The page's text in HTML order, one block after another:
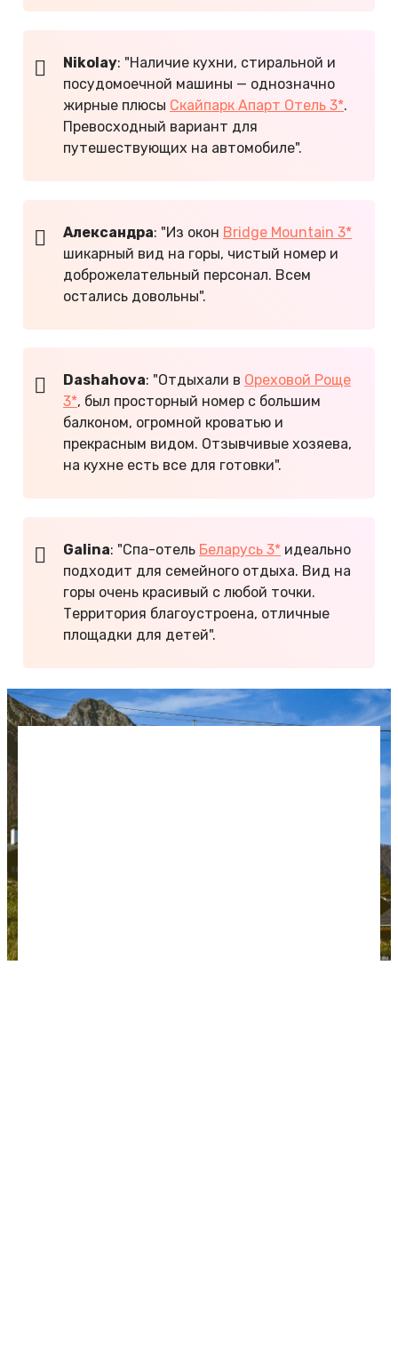
Nikolay: "Наличие кухни, стиральной и
посудомоечной машины — однозначно
жирные плюсы Скайпарк Апарт Отель 3*.
Превосходный вариант для
путешествующих на автомобиле".
Александра: "Из окон Bridge Mountain 3*
шикарный вид на горы, чистый номер и
доброжелательный персонал. Всем
остались довольны".
Dashahova: "Отдыхали в Ореховой Роще
3*, был просторный номер с большим
балконом, огромной кроватью и
прекрасным видом. Отзывчивые хозяева,
на кухне есть все для готовки".
Galina: "Спа-отель Беларусь 3* идеально
подходит для семейного отдыха. Вид на
горы очень красивый с любой точки.
Территория благоустроена, отличные
площадки для детей".